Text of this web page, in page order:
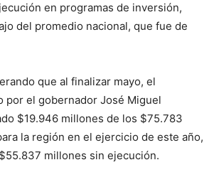
en programas de inversión,
del promedio nacional, que fue de
que al finalizar mayo, el
por el gobernador José Miguel
$19.946 millones de los $75.783
la región en el ejercicio de este año,
millones sin ejecución.